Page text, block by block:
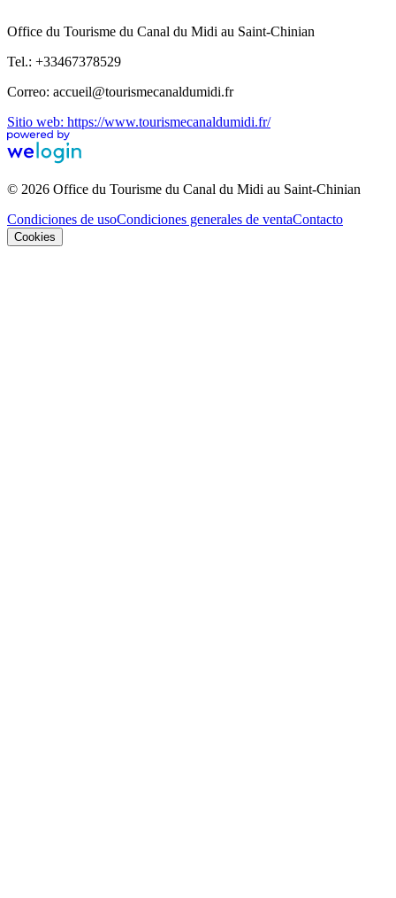
Office du Tourisme du Canal du Midi au Saint-Chinian
Tel.: +33467378529
Correo: accueil@tourismecanaldumidi.fr
Sitio web: https://www.tourismecanaldumidi.fr/
© 2026 Office du Tourisme du Canal du Midi au Saint-Chinian
Condiciones de usoCondiciones generales de ventaContacto
Cookies